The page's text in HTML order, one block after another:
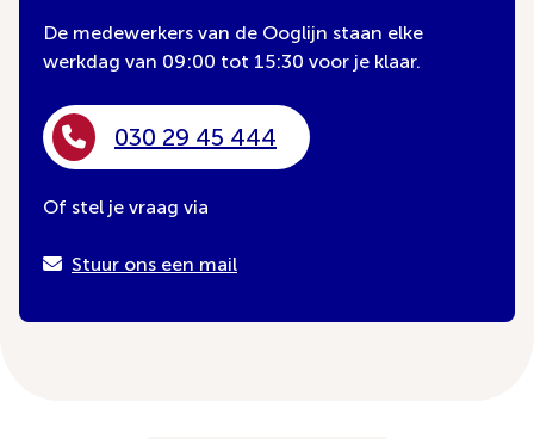
De medewerkers van de Ooglijn staan elke
werkdag van 09:00 tot 15:30 voor je klaar.
030 29 45 444
Of stel je vraag via
Stuur ons een mail